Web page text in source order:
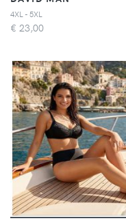
4XL - 5XL
€ 23,00